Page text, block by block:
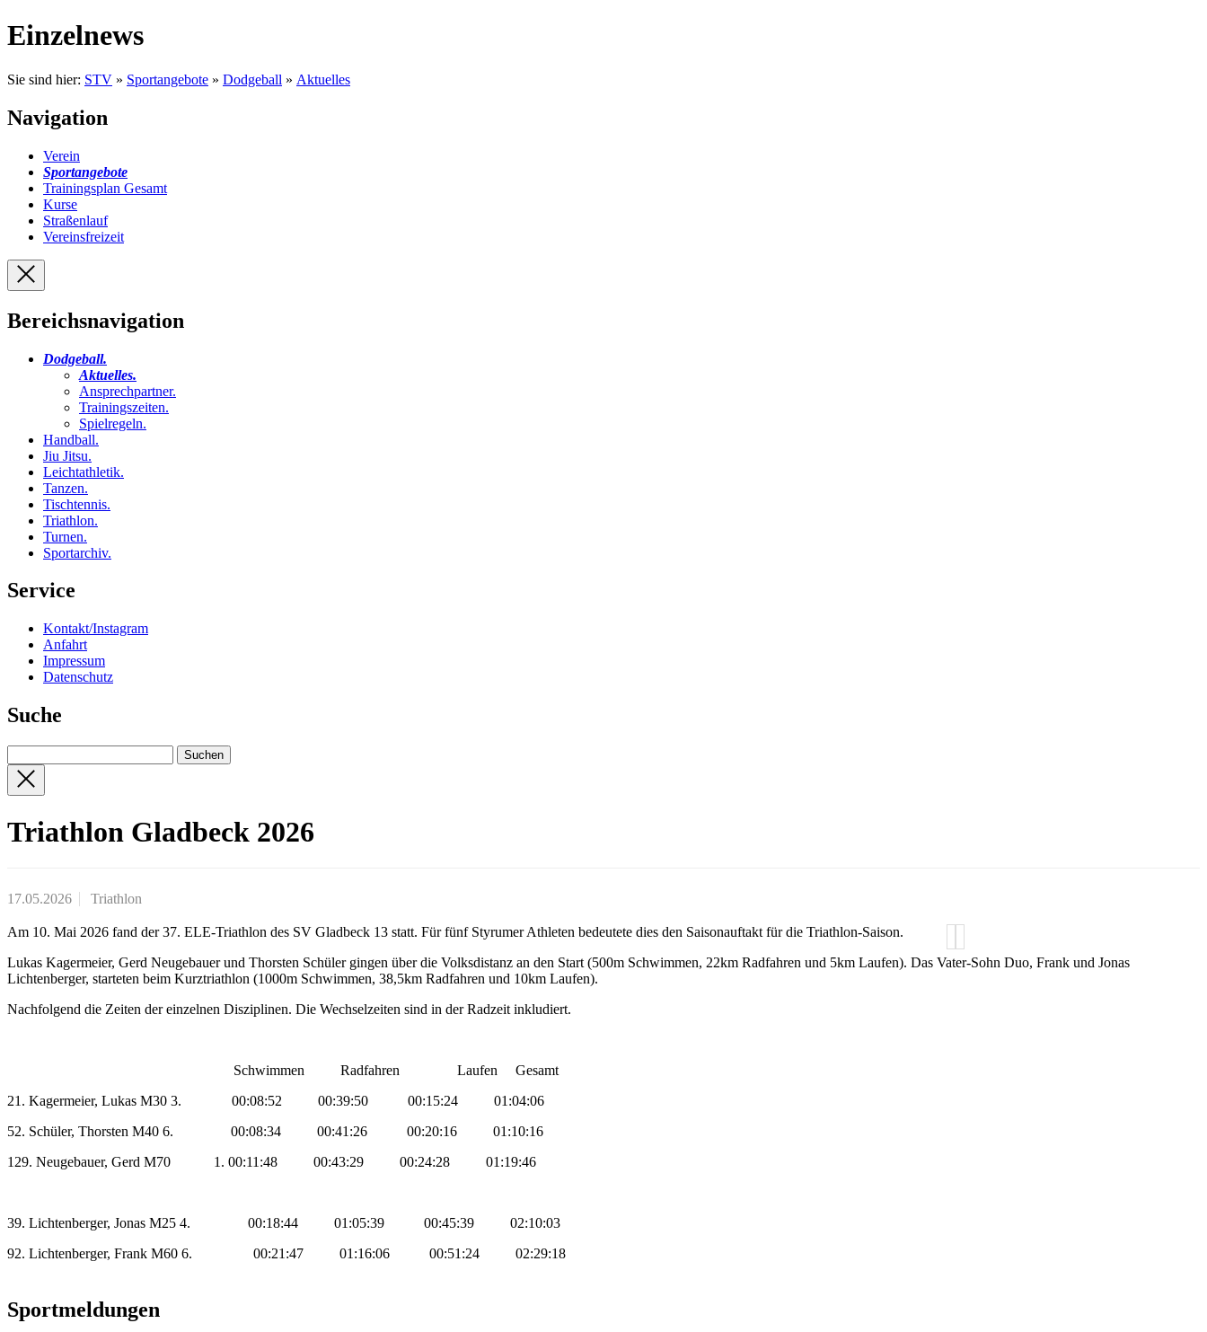
Einzelnews
Sie sind hier: STV » Sportangebote » Dodgeball » Aktuelles
Navigation
Verein
Sportangebote
Trainingsplan Gesamt
Kurse
Straßenlauf
Vereinsfreizeit
Bereichsnavigation
Dodgeball.
Aktuelles.
Ansprechpartner.
Trainingszeiten.
Spielregeln.
Handball.
Jiu Jitsu.
Leichtathletik.
Tanzen.
Tischtennis.
Triathlon.
Turnen.
Sportarchiv.
Service
Kontakt/Instagram
Anfahrt
Impressum
Datenschutz
Suche
Triathlon Gladbeck 2026
17.05.2026 Triathlon
Am 10. Mai 2026 fand der 37. ELE-Triathlon des SV Gladbeck 13 statt. Für fünf Styrumer Athleten bedeutete dies den Saisonauftakt für die Triathlon-Saison.
Lukas Kagermeier, Gerd Neugebauer und Thorsten Schüler gingen über die Volksdistanz an den Start (500m Schwimmen, 22km Radfahren und 5km Laufen). Das Vater-Sohn Duo, Frank und Jonas
Lichtenberger, starteten beim Kurztriathlon (1000m Schwimmen, 38,5km Radfahren und 10km Laufen).
Nachfolgend die Zeiten der einzelnen Disziplinen. Die Wechselzeiten sind in der Radzeit inkludiert.
Schwimmen Radfahren Laufen Gesamt
21. Kagermeier, Lukas M30 3. 00:08:52 00:39:50 00:15:24 01:04:06
52. Schüler, Thorsten M40 6. 00:08:34 00:41:26 00:20:16 01:10:16
129. Neugebauer, Gerd M70 1. 00:11:48 00:43:29 00:24:28 01:19:46
39. Lichtenberger, Jonas M25 4. 00:18:44 01:05:39 00:45:39 02:10:03
92. Lichtenberger, Frank M60 6. 00:21:47 01:16:06 00:51:24 02:29:18
Sportmeldungen